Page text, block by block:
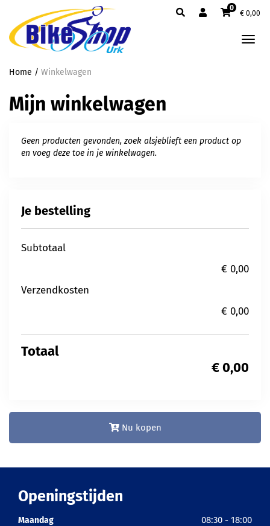
0
€ 0,00
Home / Winkelwagen
Mijn winkelwagen
Geen producten gevonden, zoek alsjeblieft een product op
en voeg deze toe in je winkelwagen.
Je bestelling
Subtotaal
€ 0,00
Verzendkosten
€ 0,00
Totaal
€ 0,00
Nu kopen
Openingstijden
Maandag 08:30 - 18:00